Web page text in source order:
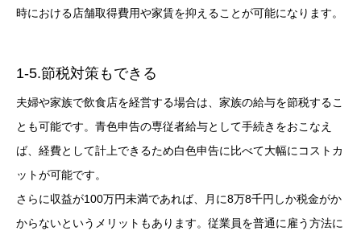
時における店舗取得費用や家賃を抑えることが可能になります。
1-5.節税対策もできる
夫婦や家族で飲食店を経営する場合は、家族の給与を節税するこ
とも可能です。青色申告の専従者給与として手続きをおこなえ
ば、経費として計上できるため白色申告に比べて大幅にコストカ
ットが可能です。
さらに収益が100万円未満であれば、月に8万8千円しか税金がか
からないというメリットもあります。従業員を普通に雇う方法に